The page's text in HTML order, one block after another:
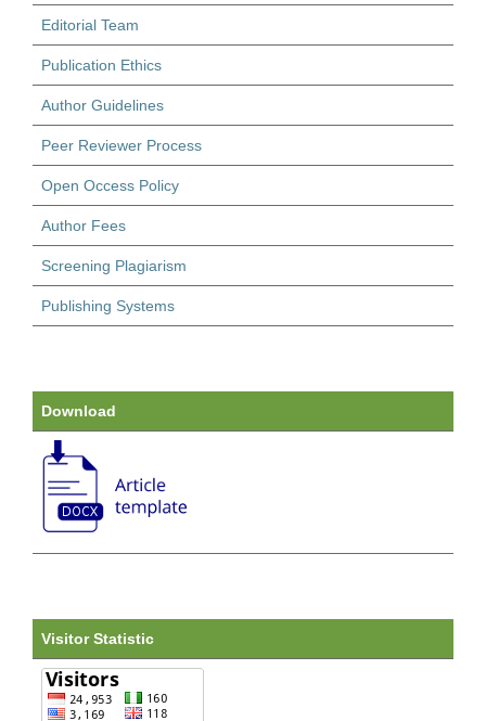
Editorial Team
Publication Ethics
Author Guidelines
Peer Reviewer Process
Open Occess Policy
Author Fees
Screening Plagiarism
Publishing Systems
Download
Visitor Statistic